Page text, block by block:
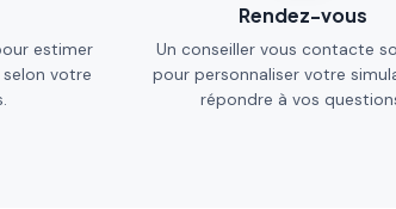
estimer
votre
Rendez-vous
Un conseiller vous contacte
pour personnaliser votre
répondre à vos